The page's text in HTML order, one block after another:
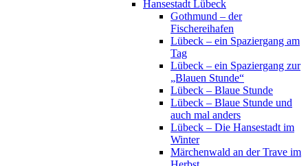
Hansestadt Lübeck
Gothmund – der
Fischereihafen
Lübeck – ein Spaziergang am
Tag
Lübeck – ein Spaziergang zur
„Blauen Stunde“
Lübeck – Blaue Stunde
Lübeck – Blaue Stunde und
auch mal anders
Lübeck – Die Hansestadt im
Winter
Märchenwald an der Trave im